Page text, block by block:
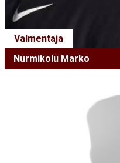
Valmentaja
Nurmikolu Marko